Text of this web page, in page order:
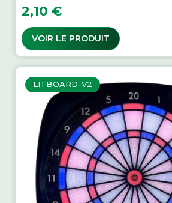
Prix
2,10 €
VOIR LE PRODUIT
LITBOARD-V2